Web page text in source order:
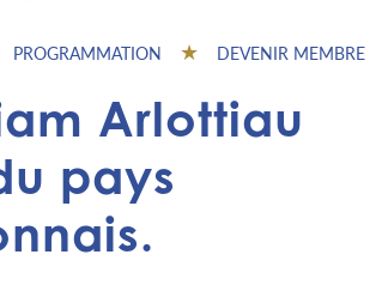
PROGRAMMATION DEVENIR MEMBRE
Arlottiau
pays